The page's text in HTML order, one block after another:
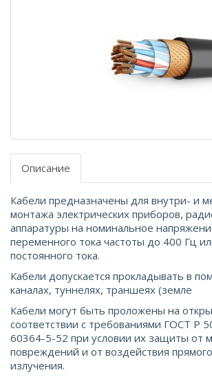
Описание
Кабели предназначены для внутри- и
монтажа электрических приборов,
аппаратуры на номинальное
переменного тока частоты до 400 Гц
постоянного тока.
Кабели допускается прокладывать в
каналах, туннелях, траншеях (земле
Кабели могут быть проложены на
соответствии с требованиями ГОСТ Р
60364-5-52 при условии их защиты от
повреждений и от воздействия
излучения.